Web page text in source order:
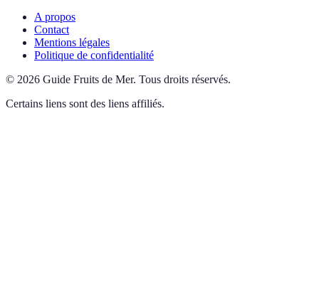
A propos
Contact
Mentions légales
Politique de confidentialité
© 2026 Guide Fruits de Mer. Tous droits réservés.
Certains liens sont des liens affiliés.